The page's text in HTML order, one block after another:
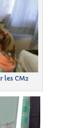
les CM2